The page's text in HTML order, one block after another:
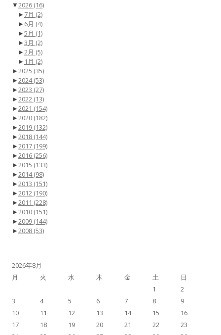
▼2026 (16)
► 7月 (2)
► 6月 (4)
►5月 (1)
►3月 (2)
►2月 (5)
► 1月 (2)
►2025 (35)
►2024(53)
►2023 (27)
►2022 (13)
►2021 (154)
►2020 (182)
►2019 (132)
►2018 (144)
►2017 (199)
►2016 (256)
►2015 (133)
►2014(98)
►2013 (151)
►2012 (190)
►2011 (228)
►2010 (151)
►2009 (144)
►2008 (53)
2026年8月
月
火 水 木 金 土
日
1
2
3
4 5 6 7 8
9
10
11 12 13 14 15
16
17
18 19 20 21 22
23